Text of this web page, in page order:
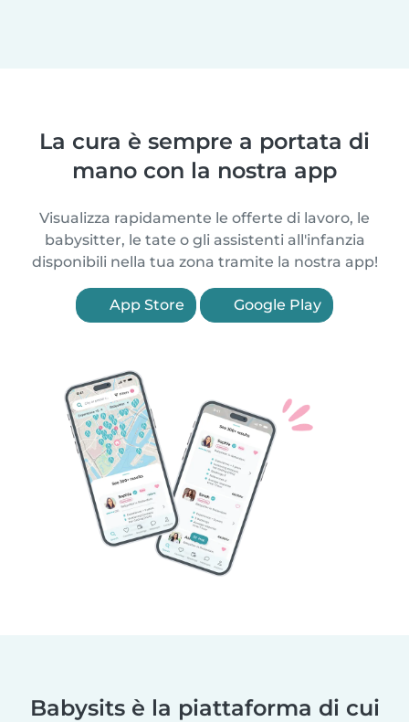
La cura è sempre a portata di
mano con la nostra app
Visualizza rapidamente le offerte di lavoro, le
babysitter, le tate o gli assistenti all'infanzia
disponibili nella tua zona tramite la nostra app!
App Store Google Play
Babysits è la piattaforma di cui